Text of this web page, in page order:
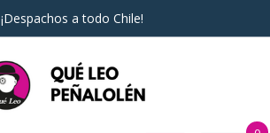
¡Despachos a todo Chile!